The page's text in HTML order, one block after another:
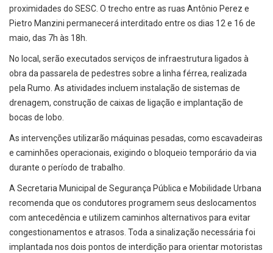
proximidades do SESC. O trecho entre as ruas Antônio Perez e
Pietro Manzini permanecerá interditado entre os dias 12 e 16 de
maio, das 7h às 18h.
No local, serão executados serviços de infraestrutura ligados à
obra da passarela de pedestres sobre a linha férrea, realizada
pela Rumo. As atividades incluem instalação de sistemas de
drenagem, construção de caixas de ligação e implantação de
bocas de lobo.
As intervenções utilizarão máquinas pesadas, como escavadeiras
e caminhões operacionais, exigindo o bloqueio temporário da via
durante o período de trabalho.
A Secretaria Municipal de Segurança Pública e Mobilidade Urbana
recomenda que os condutores programem seus deslocamentos
com antecedência e utilizem caminhos alternativos para evitar
congestionamentos e atrasos. Toda a sinalização necessária foi
implantada nos dois pontos de interdição para orientar motoristas